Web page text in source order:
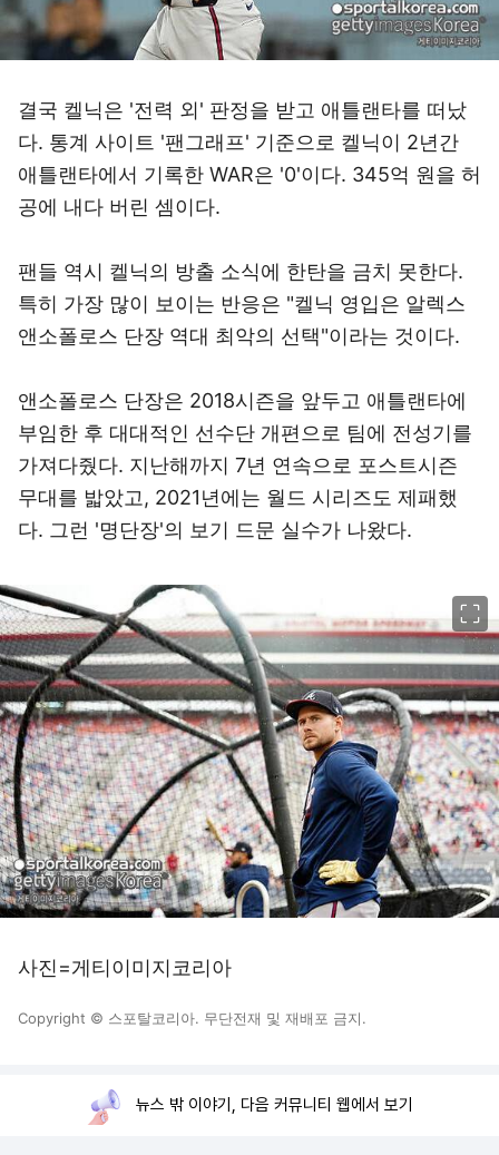
결국 켈닉은 '전력 외' 판정을 받고 애틀랜타를 떠났
다. 통계 사이트 '팬그래프' 기준으로 켈닉이 2년간
애틀랜타에서 기록한 WAR은 '0'이다. 345억 원을 허
공에 내다 버린 셈이다.
팬들 역시 켈닉의 방출 소식에 한탄을 금치 못한다.
특히 가장 많이 보이는 반응은 "켈닉 영입은 알렉스
앤소폴로스 단장 역대 최악의 선택"이라는 것이다.
앤소폴로스 단장은 2018시즌을 앞두고 애틀랜타에
부임한 후 대대적인 선수단 개편으로 팀에 전성기를
가져다줬다. 지난해까지 7년 연속으로 포스트시즌
무대를 밟았고, 2021년에는 월드 시리즈도 제패했
다. 그런 '명단장'의 보기 드문 실수가 나왔다.
사진=게티이미지코리아
Copyright © 스포탈코리아. 무단전재 및 재배포 금지.
뉴스 밖 이야기, 다음 커뮤니티 웹에서 보기